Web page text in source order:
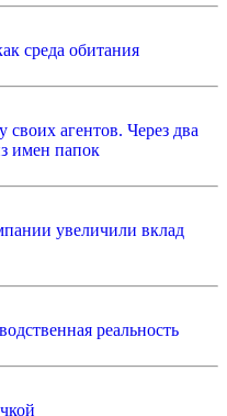
среда обитания
агентов. Через два
имен папок
увеличили вклад
реальность